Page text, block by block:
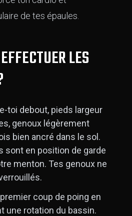
de tes épaules.
LES
toi debout, pieds largeur
genoux légèrement
bien ancré dans le sol.
sont en position de garde
menton. Tes genoux ne
coup de poing en
une rotation du bassin.